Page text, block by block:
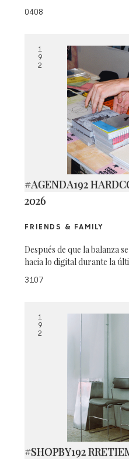
0408
1
9
2
#AGENDA192
2026
FRIENDS & FAMILY
Después de que la balanza
hacia lo digital durante la
3107
1
9
2
#SHOPBY192